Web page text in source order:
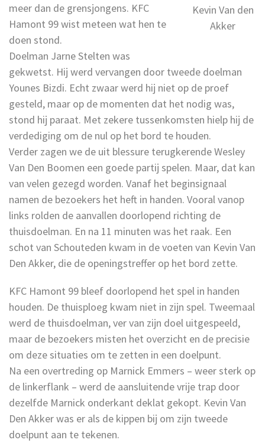
Kevin Van den
Akker
meer dan de grensjongens. KFC
Hamont 99 wist meteen wat hen te
doen stond.
Doelman Jarne Stelten was
gekwetst. Hij werd vervangen door tweede doelman
Younes Bizdi. Echt zwaar werd hij niet op de proef
gesteld, maar op de momenten dat het nodig was,
stond hij paraat. Met zekere tussenkomsten hielp hij de
verdediging om de nul op het bord te houden.
Verder zagen we de uit blessure terugkerende Wesley
Van Den Boomen een goede partij spelen. Maar, dat kan
van velen gezegd worden. Vanaf het beginsignaal
namen de bezoekers het heft in handen. Vooral vanop
links rolden de aanvallen doorlopend richting de
thuisdoelman. En na 11 minuten was het raak. Een
schot van Schouteden kwam in de voeten van Kevin Van
Den Akker, die de openingstreffer op het bord zette.
KFC Hamont 99 bleef doorlopend het spel in handen
houden. De thuisploeg kwam niet in zijn spel. Tweemaal
werd de thuisdoelman, ver van zijn doel uitgespeeld,
maar de bezoekers misten het overzicht en de precisie
om deze situaties om te zetten in een doelpunt.
Na een overtreding op Marnick Emmers – weer sterk op
de linkerflank – werd de aansluitende vrije trap door
dezelfde Marnick onderkant deklat gekopt. Kevin Van
Den Akker was er als de kippen bij om zijn tweede
doelpunt aan te tekenen.